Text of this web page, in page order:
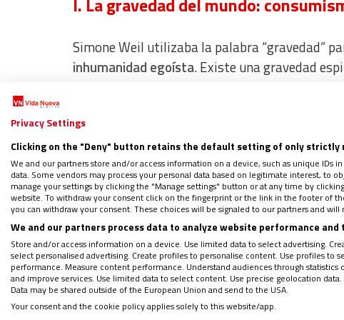
Simone Weil utilizaba la palabra “gravedad”
inhumanidad egoísta. Existe una gravedad
Algunos vivimos en burbujas sociales
exitoso, atractivo, pleno y permanentemente
La fragilidad parece fracaso. El sufrimiento se
proliferan terapias mágicas, misticismos
El problema no está en buscar bienestar,
más perseguimos compulsivamente la
Privacy Settings
Clicking on the "Deny" button retains the default setting of only strictly
We and our partners store and/or access information on a device, such as unique IDs
data. Some vendors may process your personal data based on legitimate interest, to
manage your settings by clicking the "Manage settings" button or at any time by
website. To withdraw your consent click on the fingerprint or the link in the footer of
you can withdraw your consent. These choices will be signaled to our partners and will
We and our partners process data to analyze website performance
Store and/or access information on a device. Use limited data to select advertising.
select personalised advertising. Create profiles to personalise content. Use profiles to
performance. Measure content performance. Understand audiences through
and improve services. Use limited data to select content. Use precise geolocation
Data may be shared outside of the European Union and send to the USA.
Your consent and the cookie policy applies solely to this website/app.